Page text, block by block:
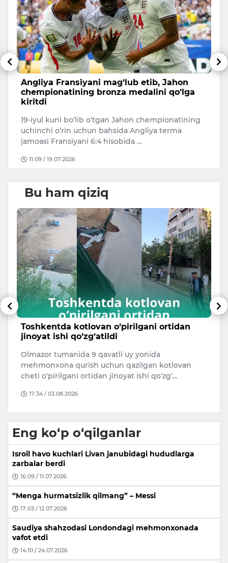
Angliya Fransiyani mag‘lub etib, Jahon
chempionatining bronza medalini qo‘lga
kiritdi
19-iyul kuni bo‘lib o‘tgan Jahon chempionatining
uchinchi o‘rin uchun bahsida Angliya terma
jamoasi Fransiyani 6:4 hisobida …
11:09 / 19.07.2026
Bu ham qiziq
Toshkentda kotlovan o‘pirilgani ortidan
jinoyat ishi qo‘zg‘atildi
Olmazor tumanida 9 qavatli uy yonida
mehmonxona qurish uchun qazilgan kotlovan
cheti o‘pirilgani ortidan jinoyat ishi qo‘zg‘…
17:34 / 03.08.2026
Eng ko‘p o‘qilganlar
Isroil havo kuchlari Livan janubidagi hududlarga
zarbalar berdi
16:09 / 11.07.2026
“Menga hurmatsizlik qilmang” – Messi
17:03 / 12.07.2026
Saudiya shahzodasi Londondagi mehmonxonada
vafot etdi
14:10 / 24.07.2026